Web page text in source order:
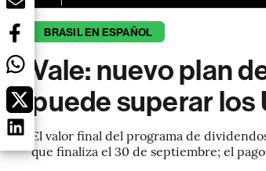
BRASIL EN ESPAÑOL
Vale: nuevo plan
puede superar
El valor final del programa de
que finaliza el 30 de septiembre; el